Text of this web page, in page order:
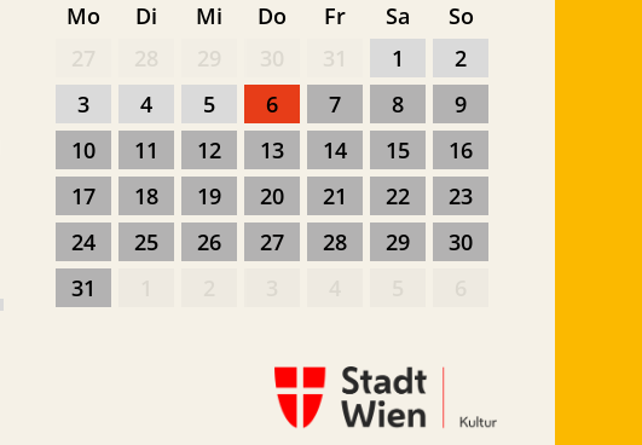
Mo Di Mi Do Fr Sa
So
1
2
3
4 5 6 7 8
9
10
11 12 13 14 15
16
17
18 19 20 21 22
23
24
25 26 27 28 29
30
31